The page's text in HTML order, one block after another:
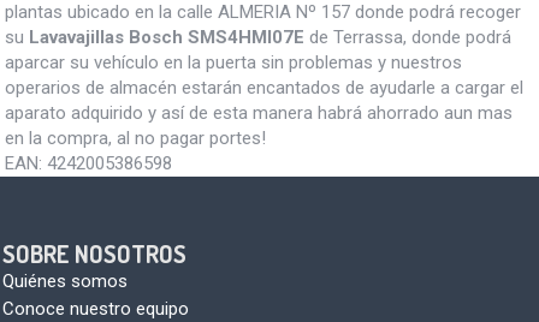
plantas ubicado en la calle ALMERIA Nº 157 donde podrá recoger
su Lavavajillas Bosch SMS4HMI07E de Terrassa, donde podrá
aparcar su vehículo en la puerta sin problemas y nuestros
operarios de almacén estarán encantados de ayudarle a cargar el
aparato adquirido y así de esta manera habrá ahorrado aun mas
en la compra, al no pagar portes!
EAN: 4242005386598
SOBRE NOSOTROS
Quiénes somos
Conoce nuestro equipo